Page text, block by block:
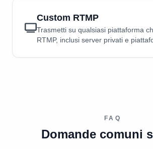
Custom RTMP
Trasmetti su qualsiasi piattaforma
RTMP, inclusi server privati e
FAQ
Domande comuni